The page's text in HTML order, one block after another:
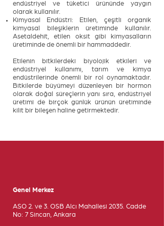
endüstriyel ve tüketici ürününde yaygın
olarak kullanılır.
Kimyasal Endüstri: Etilen, çeşitli organik
kimyasal bileşiklerin üretiminde kullanılır.
Asetaldehit, etilen oksit gibi kimyasalların
üretiminde de önemli bir hammaddedir.
Etilenin bitkilerdeki biyolojik etkileri ve
endüstriyel kullanımı, tarım ve kimya
endüstrilerinde önemli bir rol oynamaktadır.
Bitkilerde büyümeyi düzenleyen bir hormon
olarak doğal süreçlerin yanı sıra, endüstriyel
üretimi de birçok günlük ürünün üretiminde
kilit bir bileşen haline getirmektedir.
Genel Merkez
ASO 2. ve 3. OSB Alcı Mahallesi 2035. Cadde
No: 7 Sincan, Ankara